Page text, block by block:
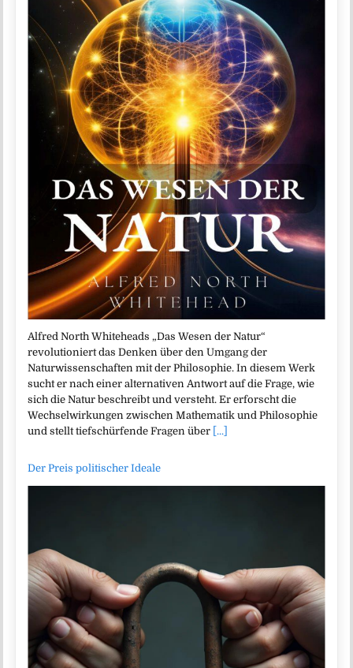
Alfred North Whiteheads „Das Wesen der Natur“
revolutioniert das Denken über den Umgang der
Naturwissenschaften mit der Philosophie. In diesem Werk
sucht er nach einer alternativen Antwort auf die Frage, wie
sich die Natur beschreibt und versteht. Er erforscht die
Wechselwirkungen zwischen Mathematik und Philosophie
und stellt tiefschürfende Fragen über [...]
Der Preis politischer Ideale